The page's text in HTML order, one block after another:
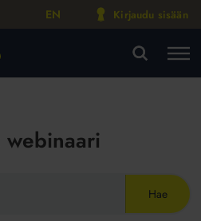
EN Kirjaudu sisään
webinaari